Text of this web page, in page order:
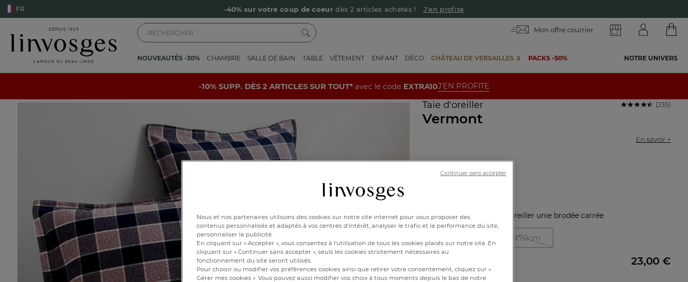
-40% sur votre coup de coeurdès 2 articles achetés ! J'en profite
Livraison offerte dès 90€ d’achat
Retour offert avec Colissimo* !
Payez en 3x ou 4x sans frais avec Alma
Le parrainage Linvosges : offrez 15€, recevez 15€ !
-10% supp. dès 2 articles avec le codeEXTRA10 J'en profite
FR
Mon offre courrier
NOUVEAUTÉS -30% CHAMBRE SALLE DE BAIN TABLE VÊTEMENT ENFANT DÉCO CHÂTEAU DE VERSAILLES 🌷 PACKS -50% NOTRE UNIVERS
-10% SUPP. DÈS 2 ARTICLES SUR TOUT* avec le codeEXTRA10J'EN PROFITE
Taie d'oreiller
Vermont
(235)
En savoir +
Caractéristique : Taie d'oreiller unie brodée carrée
50x70cm
23,00 €
Nous et nos partenaires utilisons des cookies sur notre site internet pour vous proposer des
contenus personnalisés et adaptés à vos centres d’intérêt, analyser le trafic et la performance du site,
personnaliser la publicité.
En cliquant sur « Accepter », vous consentez à l'utilisation de tous les cookies placés sur notre site. En
cliquant sur « Continuer sans accepter », seuls les cookies strictement nécessaires au
fonctionnement du site seront utilisés.
Pour choisir ou modifier vos préférences cookies ainsi que retirer votre consentement, cliquez sur «
Gérer mes cookies ». Vous pouvez aussi modifier vos choix à tous moments depuis le bas de notre
Continuer sans accepter